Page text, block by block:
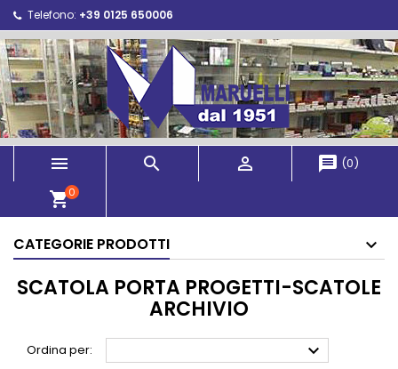
Telefono: +39 0125 650006
   message (0)
shopping_cart0
CATEGORIE PRODOTTI
SCATOLA PORTA PROGETTI-SCATOLE
ARCHIVIO
Ordina per: 